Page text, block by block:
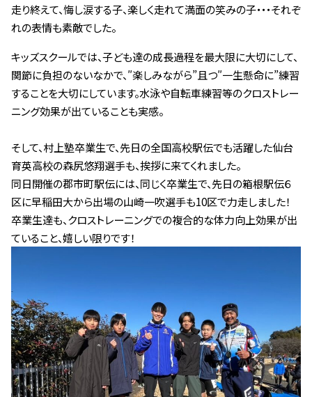
走り終えて、悔し涙する子、楽しく走れて満面の笑みの子・・・それぞ
れの表情も素敵でした。
キッズスクールでは、子ども達の成長過程を最大限に大切にして、
関節に負担のないなかで、″楽しみながら”且つ″一生懸命に”練習
することを大切にしています。水泳や自転車練習等のクロストレー
ニング効果が出ていることも実感。
そして、村上塾卒業生で、先日の全国高校駅伝でも活躍した仙台
育英高校の森尻悠翔選手も、挨拶に来てくれました。
同日開催の郡市町駅伝には、同じく卒業生で、先日の箱根駅伝６
区に早稲田大から出場の山崎一吹選手も10区で力走しました！
卒業生達も、クロストレーニングでの複合的な体力向上効果が出
ていること、嬉しい限りです！